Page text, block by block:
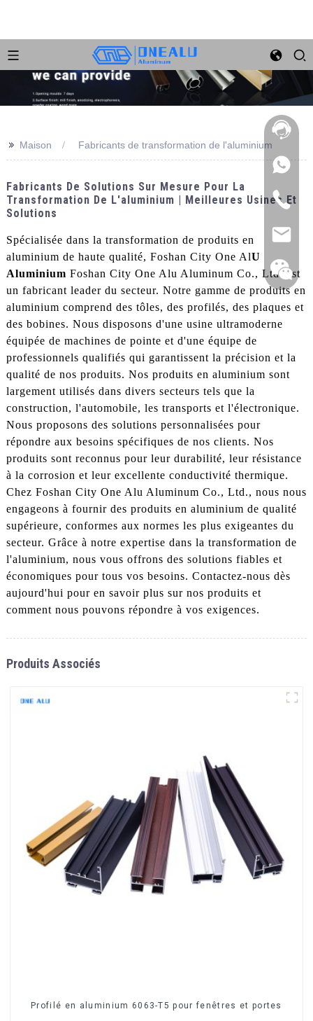
>> Maison Fabricants de transformation de l'aluminium
Fabricants De Solutions Sur Mesure Pour La
Transformation De L'aluminium | Meilleures Usines Et
Solutions
Spécialisée dans la transformation de produits en
aluminium de haute qualité, Foshan City One AlU
Aluminium Foshan City One Alu Aluminum Co., Ltd. est
un fabricant leader du secteur. Notre gamme de produits en
aluminium comprend des tôles, des profilés, des plaques et
des bobines. Nous disposons d'une usine ultramoderne
équipée de machines de pointe et d'une équipe de
professionnels qualifiés qui garantissent la précision et la
qualité de nos produits. Nos produits en aluminium sont
largement utilisés dans divers secteurs tels que la
construction, l'automobile, les transports et l'électronique.
Nous proposons des solutions personnalisées pour
répondre aux besoins spécifiques de nos clients. Nos
produits sont reconnus pour leur durabilité, leur résistance
à la corrosion et leur excellente conductivité thermique.
Chez Foshan City One Alu Aluminum Co., Ltd., nous nous
engageons à fournir des produits en aluminium de qualité
supérieure, conformes aux normes les plus exigeantes du
secteur. Grâce à notre expertise dans la transformation de
l'aluminium, nous vous offrons des solutions fiables et
économiques pour tous vos besoins. Contactez-nous dès
aujourd'hui pour en savoir plus sur nos produits et
comment nous pouvons répondre à vos exigences.
Produits Associés
Profilé en aluminium 6063-T5 pour fenêtres et portes